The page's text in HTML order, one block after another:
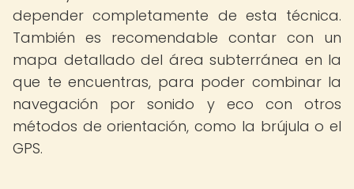
depender completamente de esta técnica.
También es recomendable contar con un
mapa detallado del área subterránea en la
que te encuentras, para poder combinar la
navegación por sonido y eco con otros
métodos de orientación, como la brújula o el
GPS.